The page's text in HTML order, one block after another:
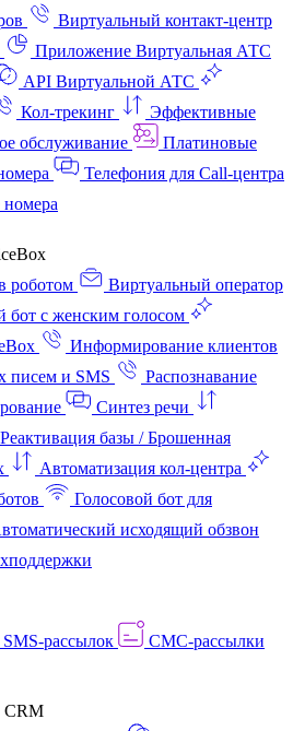
Виртуальный контакт‑центр
Приложение Виртуальная АТС
API Виртуальной АТС
Кол-трекинг
Эффективные
обслуживание
Платиновые
Телефония для Call-центра
роботом
Виртуальный оператор
бот с женским голосом
Информирование клиентов
писем и SMS
Распознавание
Синтез речи
Реактивация базы / Брошенная
Автоматизация кол‑центра
Голосовой бот для
исходящий обзвон
рассылок
СМС-рассылки
CRM